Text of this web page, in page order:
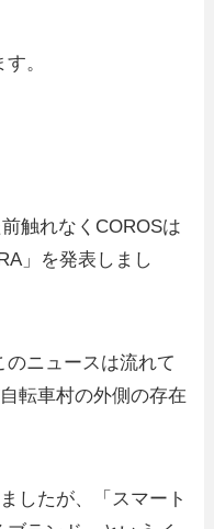
。
触れなくCOROSは
」を発表しまし
のニュースは流れて
転車村の外側の存在
したが、「スマート